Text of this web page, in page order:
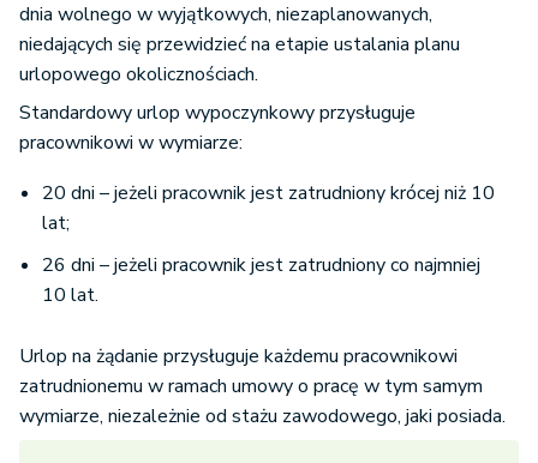
dnia wolnego w wyjątkowych, niezaplanowanych,
niedających się przewidzieć na etapie ustalania planu
urlopowego okolicznościach.
Standardowy urlop wypoczynkowy przysługuje
pracownikowi w wymiarze:
20 dni – jeżeli pracownik jest zatrudniony krócej niż 10
lat;
26 dni – jeżeli pracownik jest zatrudniony co najmniej
10 lat.
Urlop na żądanie przysługuje każdemu pracownikowi
zatrudnionemu w ramach umowy o pracę w tym samym
wymiarze, niezależnie od stażu zawodowego, jaki posiada.